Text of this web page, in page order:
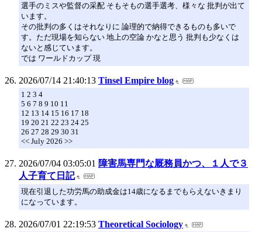
選手のミスや監督の采配 そもそもの選手選考、様々な 批判が出て
います。
その批判の多くはそれなりに 論理的で納得できるものも多いで
す。ただ現場を知らない 地上の空論 かなと思う 批判も少なくは
ないと感じています。
では ワールドカップ 現
2026/07/14 21:40:13 Tinsel Empire blog
1 2 3 4
5 6 7 8 9 10 11
12 13 14 15 16 17 18
19 20 21 22 23 24 25
26 27 28 29 30 31
<< July 2026 >>
2026/07/04 03:05:01 障害馬専門な厩務員かつ、１人で３
人子育て日記
現在引退した功労馬の助成金は14歳になるまでもらえないきまり
になっています。
2026/07/01 22:19:53 Theoretical Sociology